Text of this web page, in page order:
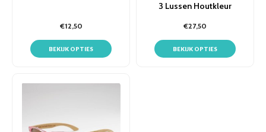
€12,50
BEKIJK OPTIES
3 Lussen Houtkleur
€27,50
BEKIJK OPTIES